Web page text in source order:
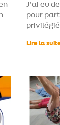
J’ai eu
pour
Lire la